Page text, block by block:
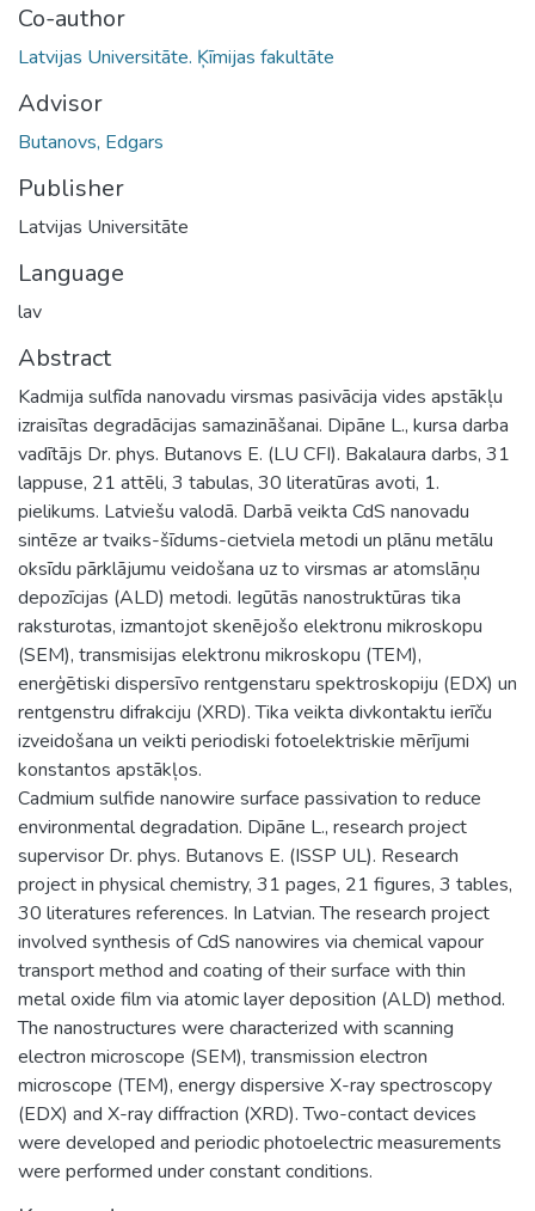
Co-author
Latvijas Universitāte. Ķīmijas fakultāte
Advisor
Butanovs, Edgars
Publisher
Latvijas Universitāte
Language
lav
Abstract
Kadmija sulfīda nanovadu virsmas pasivācija vides apstākļu
izraisītas degradācijas samazināšanai. Dipāne L., kursa darba
vadītājs Dr. phys. Butanovs E. (LU CFI). Bakalaura darbs, 31
lappuse, 21 attēli, 3 tabulas, 30 literatūras avoti, 1.
pielikums. Latviešu valodā. Darbā veikta CdS nanovadu
sintēze ar tvaiks-šīdums-cietviela metodi un plānu metālu
oksīdu pārklājumu veidošana uz to virsmas ar atomslāņu
depozīcijas (ALD) metodi. Iegūtās nanostruktūras tika
raksturotas, izmantojot skenējošo elektronu mikroskopu
(SEM), transmisijas elektronu mikroskopu (TEM),
enerģētiski dispersīvo rentgenstaru spektroskopiju (EDX) un
rentgenstru difrakciju (XRD). Tika veikta divkontaktu ierīču
izveidošana un veikti periodiski fotoelektriskie mērījumi
konstantos apstākļos.
Cadmium sulfide nanowire surface passivation to reduce
environmental degradation. Dipāne L., research project
supervisor Dr. phys. Butanovs E. (ISSP UL). Research
project in physical chemistry, 31 pages, 21 figures, 3 tables,
30 literatures references. In Latvian. The research project
involved synthesis of CdS nanowires via chemical vapour
transport method and coating of their surface with thin
metal oxide film via atomic layer deposition (ALD) method.
The nanostructures were characterized with scanning
electron microscope (SEM), transmission electron
microscope (TEM), energy dispersive X-ray spectroscopy
(EDX) and X-ray diffraction (XRD). Two-contact devices
were developed and periodic photoelectric measurements
were performed under constant conditions.